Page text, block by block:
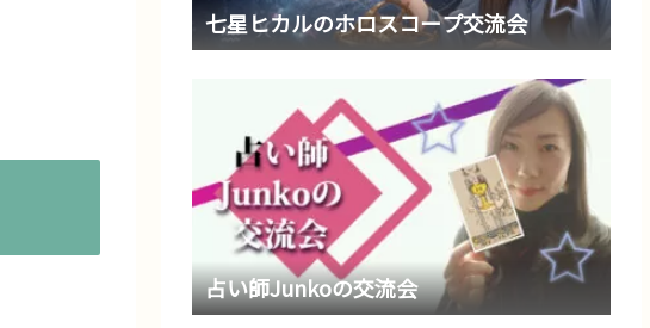
七星ヒカルのホロスコープ交流会
占い師Junkoの交流会